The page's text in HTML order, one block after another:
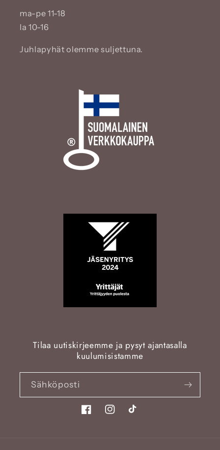
ma-pe 11-18
la 10-16
Juhlapyhät olemme suljettuna.
Tilaa uutiskirjeemme ja pysyt ajantasalla
kuulumisistamme
Sähköposti
FacebookInstagramTikTok